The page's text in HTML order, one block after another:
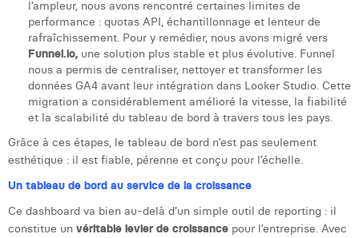
Thomas Riis
Victor Hayot
William Rezette
Yaël Vanhoe
l’ampleur, nous avons rencontré certaines limites de
performance : quotas API, échantillonnage et lenteur de
rafraîchissement. Pour y remédier, nous avons migré vers
Funnel.io, une solution plus stable et plus évolutive. Funnel
nous a permis de centraliser, nettoyer et transformer les
données GA4 avant leur intégration dans Looker Studio. Cette
migration a considérablement amélioré la vitesse, la fiabilité
et la scalabilité du tableau de bord à travers tous les pays.
Grâce à ces étapes, le tableau de bord n’est pas seulement
esthétique : il est fiable, pérenne et conçu pour l’échelle.
Un tableau de bord au service de la croissance
Ce dashboard va bien au-delà d’un simple outil de reporting : il
constitue un véritable levier de croissance pour l’entreprise. Avec